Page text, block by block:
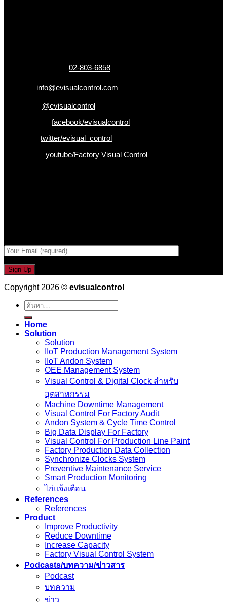
02-803-6858
info@evisualcontrol.com
@evisualcontrol
facebook/evisualcontrol
twitter/evisual_control
youtube/Factory Visual Control
Copyright 2026 © evisualcontrol
ค้นหา:
Home
Solution
Solution
IIoT Production Management System
IIoT Andon System
OEE Management System
Visual Control & Digital Clock สำหรับ
อุตสาหกรรม
Machine Downtime Management
Visual Control For Factory Audit
Andon System & Cycle Time Control
Big Data Display For Factory
Visual Control For Production Line Paint
Factory Production Data Collection
Synchronize Clocks System
Preventive Maintenance Service
Smart Production Monitoring
ไก่แจ้งเตือน
References
References
Product
Improve Productivity
Reduce Downtime
Increase Capacity
Factory Visual Control System
Podcasts/บทความ/ข่าวสาร
Podcast
บทความ
ข่าว